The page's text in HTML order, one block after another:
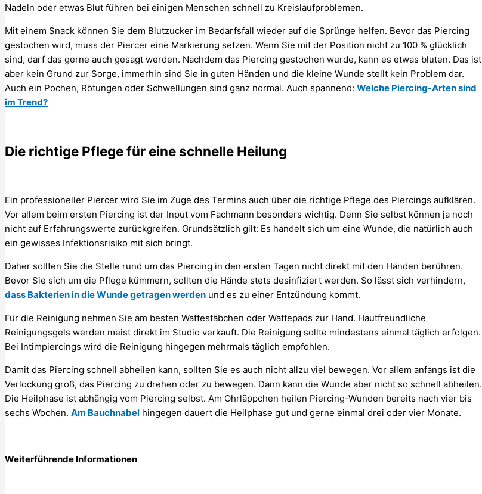
Nadeln oder etwas Blut führen bei einigen Menschen schnell zu Kreislaufproblemen.
Mit einem Snack können Sie dem Blutzucker im Bedarfsfall wieder auf die Sprünge helfen. Bevor das Piercing
gestochen wird, muss der Piercer eine Markierung setzen. Wenn Sie mit der Position nicht zu 100 % glücklich
sind, darf das gerne auch gesagt werden. Nachdem das Piercing gestochen wurde, kann es etwas bluten. Das ist
aber kein Grund zur Sorge, immerhin sind Sie in guten Händen und die kleine Wunde stellt kein Problem dar.
Auch ein Pochen, Rötungen oder Schwellungen sind ganz normal. Auch spannend: Welche Piercing-Arten sind
im Trend?
Die richtige Pflege für eine schnelle Heilung
Ein professioneller Piercer wird Sie im Zuge des Termins auch über die richtige Pflege des Piercings aufklären.
Vor allem beim ersten Piercing ist der Input vom Fachmann besonders wichtig. Denn Sie selbst können ja noch
nicht auf Erfahrungswerte zurückgreifen. Grundsätzlich gilt: Es handelt sich um eine Wunde, die natürlich auch
ein gewisses Infektionsrisiko mit sich bringt.
Daher sollten Sie die Stelle rund um das Piercing in den ersten Tagen nicht direkt mit den Händen berühren.
Bevor Sie sich um die Pflege kümmern, sollten die Hände stets desinfiziert werden. So lässt sich verhindern,
dass Bakterien in die Wunde getragen werden und es zu einer Entzündung kommt.
Für die Reinigung nehmen Sie am besten Wattestäbchen oder Wattepads zur Hand. Hautfreundliche
Reinigungsgels werden meist direkt im Studio verkauft. Die Reinigung sollte mindestens einmal täglich erfolgen.
Bei Intimpiercings wird die Reinigung hingegen mehrmals täglich empfohlen.
Damit das Piercing schnell abheilen kann, sollten Sie es auch nicht allzu viel bewegen. Vor allem anfangs ist die
Verlockung groß, das Piercing zu drehen oder zu bewegen. Dann kann die Wunde aber nicht so schnell abheilen.
Die Heilphase ist abhängig vom Piercing selbst. Am Ohrläppchen heilen Piercing-Wunden bereits nach vier bis
sechs Wochen. Am Bauchnabel hingegen dauert die Heilphase gut und gerne einmal drei oder vier Monate.
Weiterführende Informationen